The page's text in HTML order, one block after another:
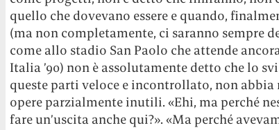
quello che dovevano essere e quando,
(ma non completamente, ci saranno sempre
come allo stadio San Paolo che attende
Italia ’90) non è assolutamente detto che lo
queste parti veloce e incontrollato, non
opere parzialmente inutili. «Ehi, ma perché
fare un’uscita anche qui?». «Ma perché